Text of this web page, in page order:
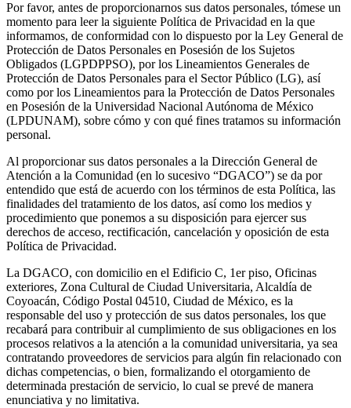
Por favor, antes de proporcionarnos sus datos personales, tómese un
momento para leer la siguiente Política de Privacidad en la que
informamos, de conformidad con lo dispuesto por la Ley General de
Protección de Datos Personales en Posesión de los Sujetos
Obligados (LGPDPPSO), por los Lineamientos Generales de
Protección de Datos Personales para el Sector Público (LG), así
como por los Lineamientos para la Protección de Datos Personales
en Posesión de la Universidad Nacional Autónoma de México
(LPDUNAM), sobre cómo y con qué fines tratamos su información
personal.
Al proporcionar sus datos personales a la Dirección General de
Atención a la Comunidad (en lo sucesivo “DGACO”) se da por
entendido que está de acuerdo con los términos de esta Política, las
finalidades del tratamiento de los datos, así como los medios y
procedimiento que ponemos a su disposición para ejercer sus
derechos de acceso, rectificación, cancelación y oposición de esta
Política de Privacidad.
La DGACO, con domicilio en el Edificio C, 1er piso, Oficinas
exteriores, Zona Cultural de Ciudad Universitaria, Alcaldía de
Coyoacán, Código Postal 04510, Ciudad de México, es la
responsable del uso y protección de sus datos personales, los que
recabará para contribuir al cumplimiento de sus obligaciones en los
procesos relativos a la atención a la comunidad universitaria, ya sea
contratando proveedores de servicios para algún fin relacionado con
dichas competencias, o bien, formalizando el otorgamiento de
determinada prestación de servicio, lo cual se prevé de manera
enunciativa y no limitativa.